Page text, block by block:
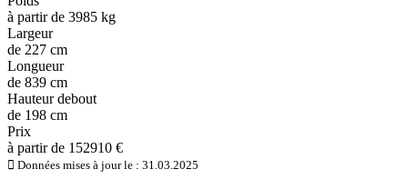
à partir de 3985 kg
Largeur
de 227 cm
Longueur
de 839 cm
Hauteur debout
de 198 cm
Prix
à partir de 152910 €
Données mises à jour le : 31.03.2025